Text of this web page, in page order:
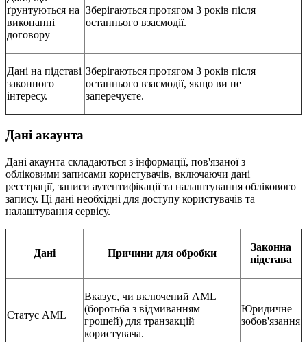
ґрунтуються на
виконанні
договору
Зберігаються протягом 3 років після
останнього взаємодії.
Дані на підставі
законного
інтересу.
Зберігаються протягом 3 років після
останнього взаємодії, якщо ви не
заперечуєте.
Дані акаунта
Дані акаунта складаються з інформації, пов'язаної з
обліковими записами користувачів, включаючи дані
реєстрації, записи аутентифікації та налаштування облікового
запису. Ці дані необхідні для доступу користувачів та
налаштування сервісу.
Дані Причини для обробки
Законна
підстава
Статус AML
Вказує, чи включений AML
(боротьба з відмиванням
грошей) для транзакцій
користувача.
Юридичне
зобов'язання